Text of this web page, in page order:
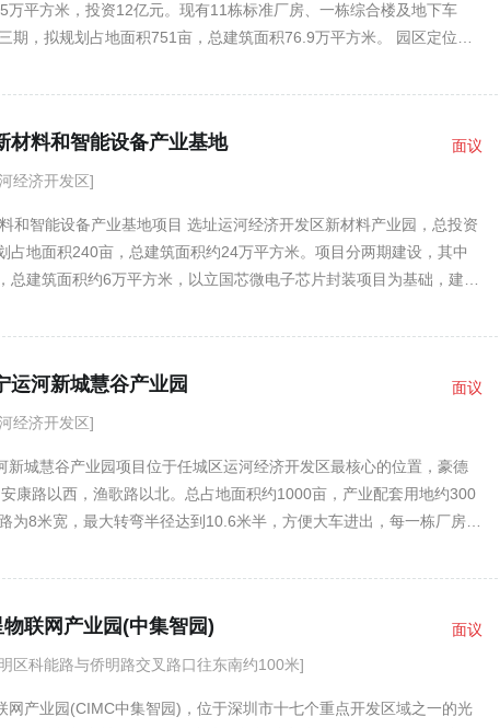
万平方米，投资12亿元。现有11栋标准厂房、一栋综合楼及地下车
期，拟规划占地面积751亩，总建筑面积76.9万平方米。 园区定位为
能源、5G等战略新兴产业，未来将打造形成具有特色产业和独特形
材料和智能设备产业基地
经济开发区]
面议
和智能设备产业基地项目 选址运河经济开发区新材料产业园，总投资
占地面积240亩，总建筑面积约24万平方米。项目分两期建设，其中
总建筑面积约6万平方米，以立国芯微电子芯片封装项目为基础，建设
约5.6万平方米的多层高标准厂房。二期总投资约8亿元，总建筑面积
配套设施等。项目产业定位为半导体、集成电路、5G通讯新材料等业
、东莞等珠三角、长三角地区的信息技术产业转移，打造半导体封装
运河新城慧谷产业园
经济开发区]
面议
新城慧谷产业园项目位于任城区运河经济开发区最核心的位置，豪德
康路以西，渔歌路以北。总占地面积约1000亩，产业配套用地约300
为8米宽，最大转弯半径达到10.6米半，方便大车进出，每一栋厂房均
边配套豪德商贸城，智能物流产业园；
联网产业园(中集智园)
区科能路与侨明路交叉路口往东南约100米]
面议
网产业园(CIMC中集智园)，位于深圳市十七个重点开发区域之一的光